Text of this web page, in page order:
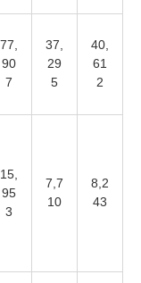
77,
90
7
37,
29
5
40,
61
2
15,
95
3
7,7
10
8,2
43